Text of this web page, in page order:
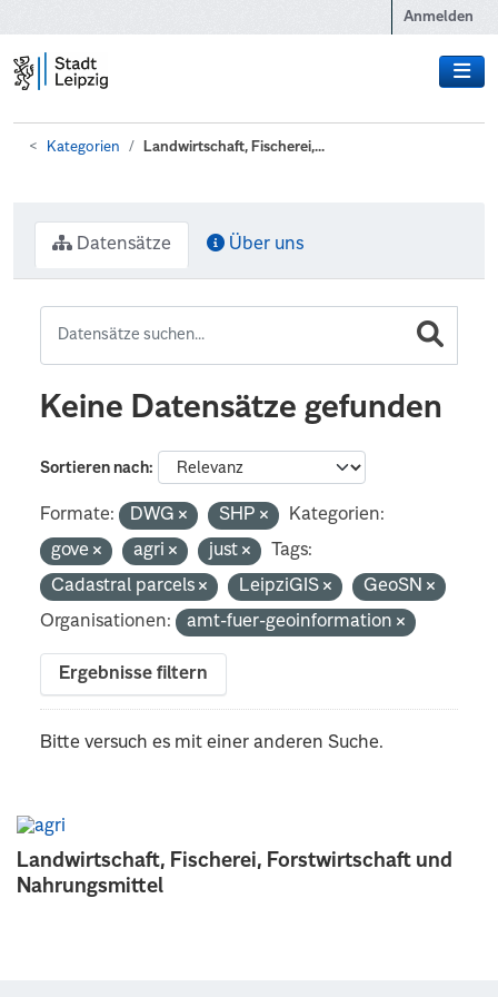
Anmelden
Kategorien Landwirtschaft, Fischerei,...
Landwirtschaft, Fischerei, Forstwirtschaft und
Nahrungsmittel
Datensätze Über uns
Keine Datensätze gefunden
Sortieren nach
Formate: DWG SHP
Kategorien:
gove
agri just
Tags:
Cadastral parcels
LeipziGIS
GeoSN
Organisationen:
amt-fuer-geoinformation
Ergebnisse filtern
Bitte versuch es mit einer anderen Suche.